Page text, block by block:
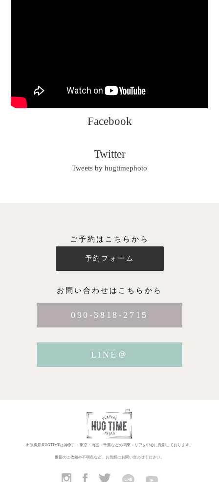
Facebook
Twitter
Tweets by hugtimephoto
ご予約はこちらから
予約フォーム
お問い合わせはこちらから
090-3818-2715
LINE＠
出張撮影HUGTIMEは神奈川・東京・埼玉・千葉などの関東エリアを中心に撮影しております。
撮影のご依頼や不明点など、お気軽にお問い合わせください。